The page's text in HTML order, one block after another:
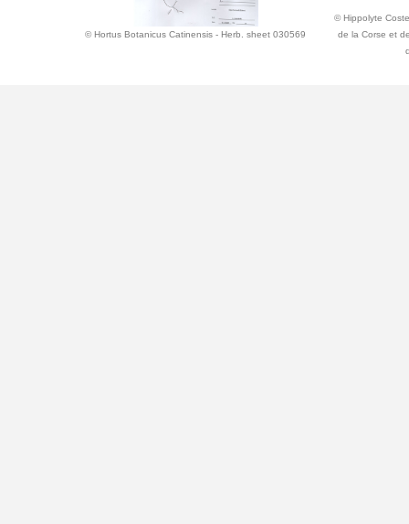
© Hortus Botanicus Catinensis - Herb. sheet 030569
© Hippolyte
de la Corse et